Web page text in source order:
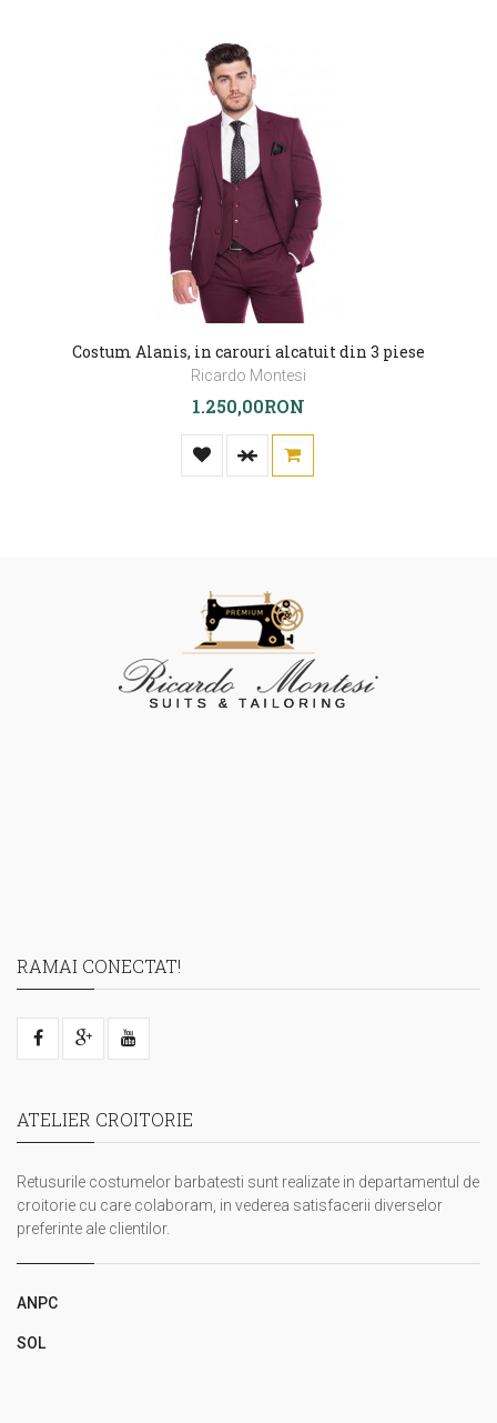
Costum Alanis, in carouri alcatuit din 3 piese
Ricardo Montesi
1.250,00RON
RAMAI CONECTAT!
ATELIER CROITORIE
Retusurile costumelor barbatesti sunt realizate in departamentul de
croitorie cu care colaboram, in vederea satisfacerii diverselor
preferinte ale clientilor.
ANPC
SOL